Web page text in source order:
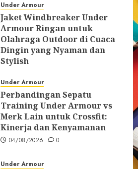
Under Armour
Jaket Windbreaker Under
Armour Ringan untuk
Olahraga Outdoor di Cuaca
Dingin yang Nyaman dan
Stylish
Under Armour
Perbandingan Sepatu
Training Under Armour vs
Merk Lain untuk Crossfit:
Kinerja dan Kenyamanan
04/08/2026 0
Under Armour